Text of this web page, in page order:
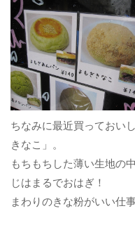
ちなみに最近買っておい
きなこ」。
もちもちした薄い生地の
じはまるでおはぎ！
まわりのきな粉がいい仕